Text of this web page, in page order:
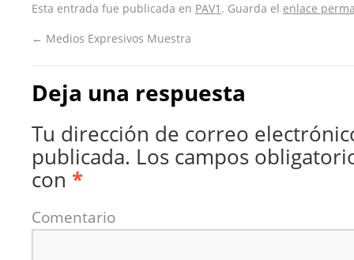
Esta entrada fue publicada en PAV1 . Guarda el enlace
← Medios Expresivos Muestra
Deja una respuesta
Tu dirección de correo
publicada. Los campos
con *
Comentario